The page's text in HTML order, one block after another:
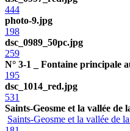
444
photo-9.jpg
198
dsc_0989_50pc.jpg
259
N° 3-1 _ Fontaine principale
195
dsc_1014_red.jpg
531
Saints-Geosme et la vallée de
Saints-Geosme et la vallée de